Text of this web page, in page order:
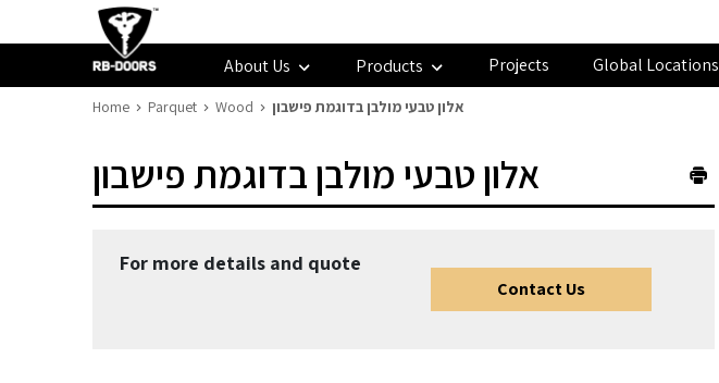
About Us
Products Projects Global Locations
Home Parquet Wood אלון טבעי מולבן בדוגמת פישבון
אלון טבעי מולבן בדוגמת פישבון
For more details and quote
Contact Us